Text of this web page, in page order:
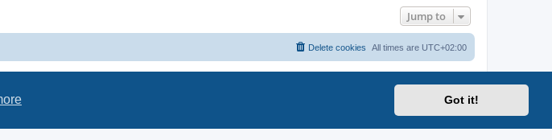
Got it!
Jump to
All times are UTC+02:00
Delete cookies